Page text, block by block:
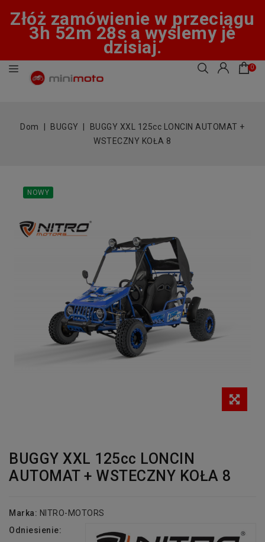
Złóż zamówienie w przeciągu
3h 52m 27s a wyślemy je
dzisiaj.
0
Dom BUGGY
BUGGY XXL 125cc LONCIN AUTOMAT +
WSTECZNY KOŁA 8
NOWY
BUGGY XXL 125cc LONCIN
AUTOMAT + WSTECZNY KOŁA 8
Marka: NITRO-MOTORS
Odniesienie: